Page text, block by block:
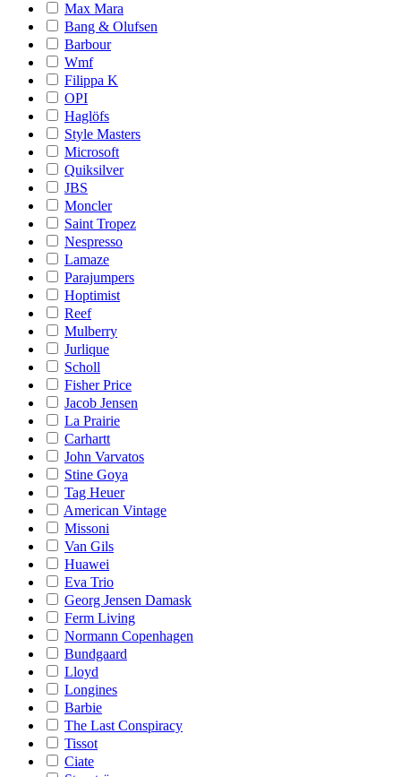
Max Mara
Bang & Olufsen
Barbour
Wmf
Filippa K
OPI
Haglöfs
Style Masters
Microsoft
Quiksilver
JBS
Moncler
Saint Tropez
Nespresso
Lamaze
Parajumpers
Hoptimist
Reef
Mulberry
Jurlique
Scholl
Fisher Price
Jacob Jensen
La Prairie
Carhartt
John Varvatos
Stine Goya
Tag Heuer
American Vintage
Missoni
Van Gils
Huawei
Eva Trio
Georg Jensen Damask
Ferm Living
Normann Copenhagen
Bundgaard
Lloyd
Longines
Barbie
The Last Conspiracy
Tissot
Ciate